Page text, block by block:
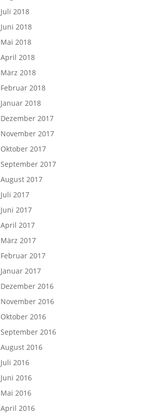
Juli 2018
Juni 2018
Mai 2018
April 2018
März 2018
Februar 2018
Januar 2018
Dezember 2017
November 2017
Oktober 2017
September 2017
August 2017
Juli 2017
Juni 2017
April 2017
März 2017
Februar 2017
Januar 2017
Dezember 2016
November 2016
Oktober 2016
September 2016
August 2016
Juli 2016
Juni 2016
Mai 2016
April 2016